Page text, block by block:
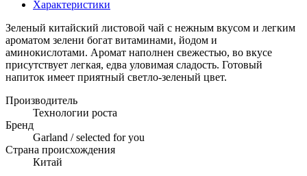
Характеристики
Зеленый китайский листовой чай с нежным вкусом и легким
ароматом зелени богат витаминами, йодом и
аминокислотами. Аромат наполнен свежестью, во вкусе
присутствует легкая, едва уловимая сладость. Готовый
напиток имеет приятный светло-зеленый цвет.
Производитель
Технологии роста
Бренд
Garland / selected for you
Страна происхождения
Китай